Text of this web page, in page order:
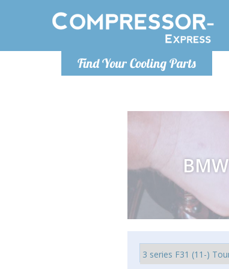
Find Your Cooling Parts
BMW